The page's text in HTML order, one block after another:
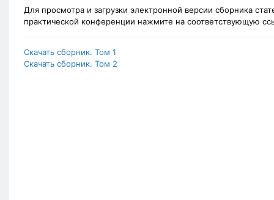
Для просмотра и загрузки электронной версии сборника
практической конференции нажмите на соответствующую
Скачать сборник. Том 1
Скачать сборник. Том 2